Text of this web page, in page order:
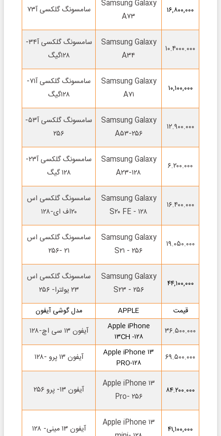
۱۶,۸۰۰,۰۰۰
Samsung Galaxy
A۷۳
سامسونگ گلکسی آ۷۳
۱۰.۴۰۰۰.۰۰۰
Samsung Galaxy
A۳۴
سامسونگ گلکسی آ۳۴-
۱۲۸گیگ
۱۰,۱۰۰,۰۰۰
Samsung Galaxy
A۷۱
سامسونگ گلکسی آ۷۱-
۱۲۸گیگ
۱۲.۹۰۰.۰۰۰
Samsung Galaxy
A۵۳-۲۵۶
سامسونگ گلکسی آ۵۳-
۲۵۶
۶.۲۰۰.۰۰۰
Samsung Galaxy
A۲۳-۱۲۸
سامسونگ گلکسی آ۲۳-
۱۲۸ گیگ
۱۶.۴۰۰.۰۰۰
Samsung Galaxy
S۲۰ FE - ۱۲۸
سامسونگ گلکسی اس
۲۰اف ای-۱۲۸
۱۹.۰۵۰.۰۰۰
Samsung Galaxy
S۲۱ - ۲۵۶
سامسونگ گلکسی اس
۲۱ -۲۵۶
۴۴,۱۰۰,۰۰۰
Samsung Galaxy
S۲۳ - ۲۵۶
سامسونگ گلکسی اس
۲۳ یولترا- ۲۵۶
قیمت APPLE مدل گوشی آیفون
۳۶.۵۰۰.۰۰۰
Apple iPhone
۱۳CH -۱۲۸
آیفون ۱۳ سی اچ-۱۲۸
۶۹.۵۰۰.۰۰۰
Apple iPhone ۱۳
PRO-۱۲۸
آیفون ۱۳ پرو -۱۲۸
۸۴.۲۰۰.۰۰۰
Apple iPhone ۱۳
Pro- ۲۵۶
آیفون ۱۳- پرو ۲۵۶
۴۱,۱۰۰,۰۰۰
Apple iPhone ۱۳
آیفون ۱۳ مینی- ۱۲۸